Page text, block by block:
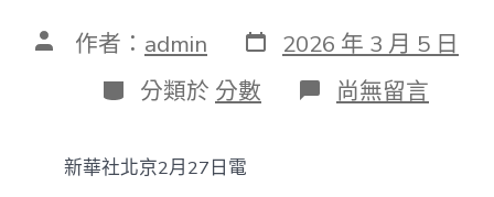
文 作者： admin 發
表
日
期
2026 年 3 月 5 日
分
類
分類於 分數 在
〈夯
尚無留言
新華社北京2月27日電